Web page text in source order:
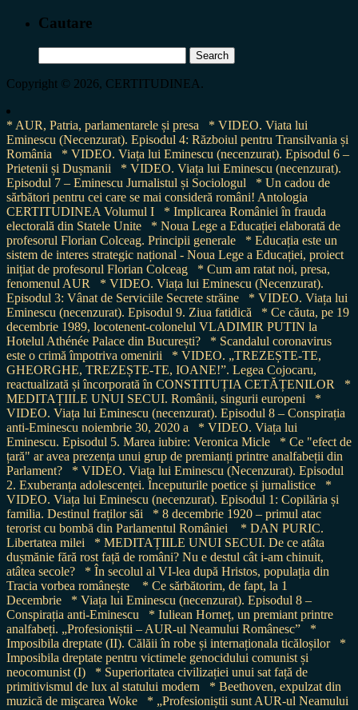
Cautare
for:
Copyright © 2026, CERTITUDINEA.
* AUR, Patria, parlamentarele și presa
* VIDEO. Viata lui
Eminescu (Necenzurat). Episodul 4: Războiul pentru Transilvania și
România
* VIDEO. Viața lui Eminescu (necenzurat). Episodul 6 –
Prietenii și Dușmanii
* VIDEO. Viața lui Eminescu (necenzurat).
Episodul 7 – Eminescu Jurnalistul și Sociologul
* Un cadou de
sărbători pentru cei care se mai consideră români! Antologia
CERTITUDINEA Volumul I
* Implicarea României în frauda
electorală din Statele Unite
* Noua Lege a Educației elaborată de
profesorul Florian Colceag. Principii generale
* Educația este un
sistem de interes strategic național - Noua Lege a Educației, proiect
inițiat de profesorul Florian Colceag
* Cum am ratat noi, presa,
fenomenul AUR
* VIDEO. Viața lui Eminescu (Necenzurat).
Episodul 3: Vânat de Serviciile Secrete străine
* VIDEO. Viața lui
Eminescu (necenzurat). Episodul 9. Ziua fatidică
* Ce căuta, pe 19
decembrie 1989, locotenent-colonelul VLADIMIR PUTIN la
Hotelul Athénée Palace din București?
* Scandalul coronavirus
este o crimă împotriva omenirii
* VIDEO. „TREZEȘTE-TE,
GHEORGHE, TREZEȘTE-TE, IOANE!”. Legea Cojocaru,
reactualizată și încorporată în CONSTITUȚIA CETĂȚENILOR
*
MEDITAȚIILE UNUI SECUI. Românii, singurii europeni
*
VIDEO. Viața lui Eminescu (necenzurat). Episodul 8 – Conspirația
anti-Eminescu noiembrie 30, 2020 a
* VIDEO. Viața lui
Eminescu. Episodul 5. Marea iubire: Veronica Micle
* Ce "efect de
țară" ar avea prezența unui grup de premianți printre analfabeții din
Parlament?
* VIDEO. Viața lui Eminescu (Necenzurat). Episodul
2. Exuberanța adolescenței. Începuturile poetice și jurnalistice
*
VIDEO. Viața lui Eminescu (necenzurat). Episodul 1: Copilăria și
familia. Destinul fraților săi
* 8 decembrie 1920 – primul atac
terorist cu bombă din Parlamentul României
* DAN PURIC.
Libertatea milei
* MEDITAȚIILE UNUI SECUI. De ce atâta
dușmănie fără rost față de români? Nu e destul cât i-am chinuit,
atâtea secole?
* În secolul al VI-lea după Hristos, populația din
Tracia vorbea românește
* Ce sărbătorim, de fapt, la 1
Decembrie
* Viața lui Eminescu (necenzurat). Episodul 8 –
Conspirația anti-Eminescu
* Iuliean Horneț, un premiant printre
analfabeți. „Profesioniștii – AUR-ul Neamului Românesc”
*
Imposibila dreptate (II). Călăii în robe și internaționala ticăloșilor
*
Imposibila dreptate pentru victimele genocidului comunist și
neocomunist (I)
* Superioritatea civilizației unui sat față de
primitivismul de lux al statului modern
* Beethoven, expulzat din
muzică de mișcarea Woke
* „Profesioniștii sunt AUR-ul Neamului